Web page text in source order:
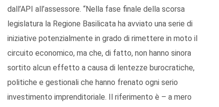
dall’API all’assessore. “Nella fase finale della scorsa
legislatura la Regione Basilicata ha avviato una serie di
iniziative potenzialmente in grado di rimettere in moto il
circuito economico, ma che, di fatto, non hanno sinora
sortito alcun effetto a causa di lentezze burocratiche,
politiche e gestionali che hanno frenato ogni serio
investimento imprenditoriale. Il riferimento è – a mero